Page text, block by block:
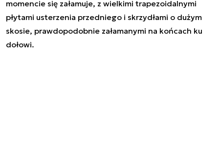
momencie się załamuje, z wielkimi trapezoidalnymi
płytami usterzenia przedniego i skrzydłami o dużym
skosie, prawdopodobnie załamanymi na końcach ku
dołowi.